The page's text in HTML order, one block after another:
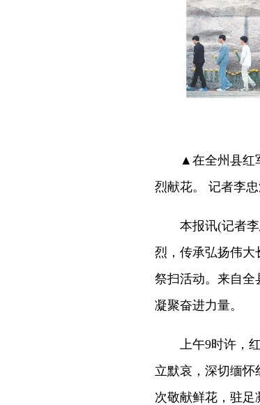
▲在全州县红军
烈献花。 记者李
本报讯(记者李
烈，传承弘扬伟大
祭扫活动。来自全
凝聚奋进力量。
上午9时许，红
立默哀，深切缅
次敬献鲜花，驻足